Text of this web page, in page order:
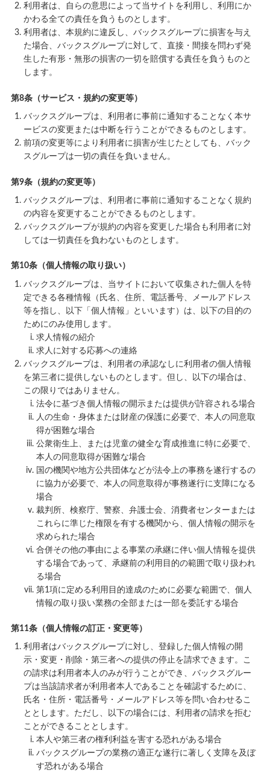
利用者は、自らの意思によって当サイトを利用し、利用にか
かわる全ての責任を負うものとします。
利用者は、本規約に違反し、バックスグループに損害を与え
た場合、バックスグループに対して、直接・間接を問わず発
生した有形・無形の損害の一切を賠償する責任を負うものと
します。
第8条（サービス・規約の変更等）
バックスグループは、利用者に事前に通知することなく本サ
ービスの変更または中断を行うことができるものとします。
前項の変更等により利用者に損害が生じたとしても、バック
スグループは一切の責任を負いません。
第9条（規約の変更等）
バックスグループは、利用者に事前に通知することなく規約
の内容を変更することができるものとします。
バックスグループが規約の内容を変更した場合も利用者に対
しては一切責任を負わないものとします。
第10条（個人情報の取り扱い）
バックスグループは、当サイトにおいて収集された個人を特
定できる各種情報（氏名、住所、電話番号、メールアドレス
等を指し、以下「個人情報」といいます）は、以下の目的の
ためにのみ使用します。
求人情報の紹介
求人に対する応募への連絡
バックスグループは、利用者の承認なしに利用者の個人情報
を第三者に提供しないものとします。但し、以下の場合は、
この限りではありません。
法令に基づき個人情報の開示または提供が許容される場合
人の生命・身体または財産の保護に必要で、本人の同意取
得が困難な場合
公衆衛生上、または児童の健全な育成推進に特に必要で、
本人の同意取得が困難な場合
国の機関や地方公共団体などが法令上の事務を遂行するの
に協力が必要で、本人の同意取得が事務遂行に支障になる
場合
裁判所、検察庁、警察、弁護士会、消費者センターまたは
これらに準じた権限を有する機関から、個人情報の開示を
求められた場合
合併その他の事由による事業の承継に伴い個人情報を提供
する場合であって、承継前の利用目的の範囲で取り扱われ
る場合
第1項に定める利用目的達成のために必要な範囲で、個人
情報の取り扱い業務の全部または一部を委託する場合
第11条（個人情報の訂正・変更等）
利用者はバックスグループに対し、登録した個人情報の開
示・変更・削除・第三者への提供の停止を請求できます。こ
の請求は利用者本人のみが行うことができ、バックスグルー
プは当該請求者が利用者本人であることを確認するために、
氏名・住所・電話番号・メールアドレス等を問い合わせるこ
ととします。ただし、以下の場合には、利用者の請求を拒む
ことができることとします。
本人や第三者の権利利益を害する恐れがある場合
バックスグループの業務の適正な遂行に著しく支障を及ぼ
す恐れがある場合